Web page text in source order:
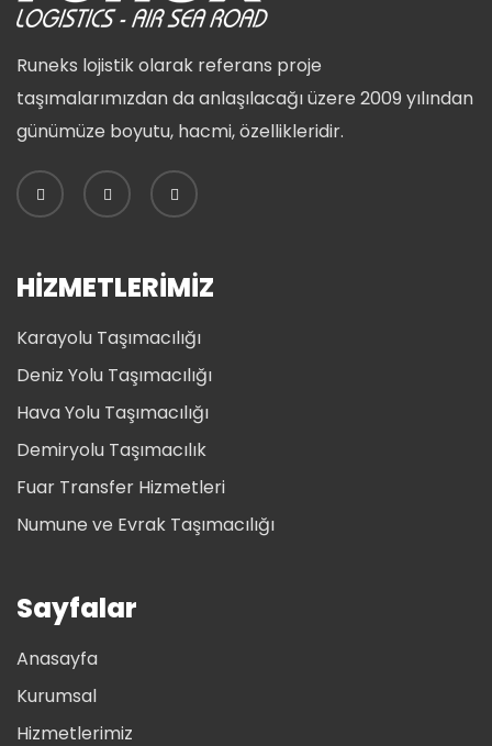
Runeks lojistik olarak referans proje
taşımalarımızdan da anlaşılacağı üzere 2009 yılından
günümüze boyutu, hacmi, özellikleridir.
HİZMETLERİMİZ
Karayolu Taşımacılığı
Deniz Yolu Taşımacılığı
Hava Yolu Taşımacılığı
Demiryolu Taşımacılık
Fuar Transfer Hizmetleri
Numune ve Evrak Taşımacılığı
Sayfalar
Anasayfa
Kurumsal
Hizmetlerimiz